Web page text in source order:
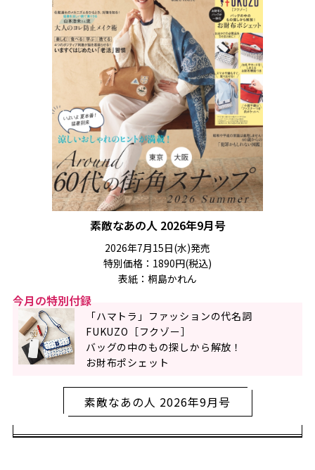
素敵なあの人 2026年9月号
2026年7月15日(水)発売
特別価格：1890円(税込)
表紙：桐島かれん
今月の特別付録
「ハマトラ」ファッションの代名詞
FUKUZO［フクゾー］
バッグの中のもの探しから解放！
お財布ポシェット
素敵なあの人 2026年9月号